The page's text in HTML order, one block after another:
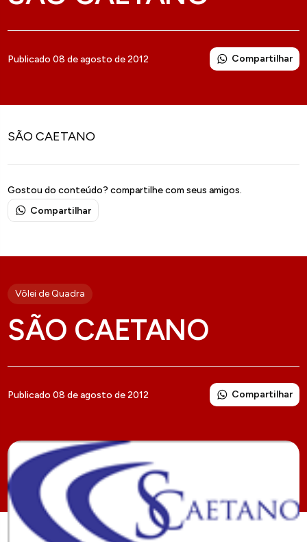
Publicado 08 de agosto de 2012 Compartilhar
SÃO CAETANO
Gostou do conteúdo? compartilhe com seus amigos.
Compartilhar
Vôlei de Quadra
SÃO CAETANO
Publicado 08 de agosto de 2012 Compartilhar